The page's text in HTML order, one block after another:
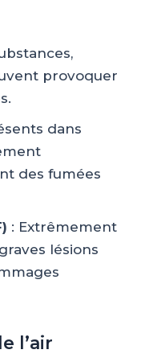
provoquer
dans
des fumées
: Extrêmement
lésions
l’air